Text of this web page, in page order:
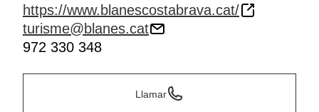
https://www.blanescostabrava.cat/
turisme@blanes.cat
972 330 348
Llamar